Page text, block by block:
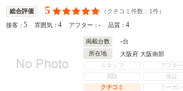
総合評価 5 （クチコミ件数： 1件）
接客：5 雰囲気：4 アフター：- 品質：4
掲載台数 -台
所在地
大阪府 大阪南部
スタッフ
アフター
買取
保証
クチコミ
クーポン